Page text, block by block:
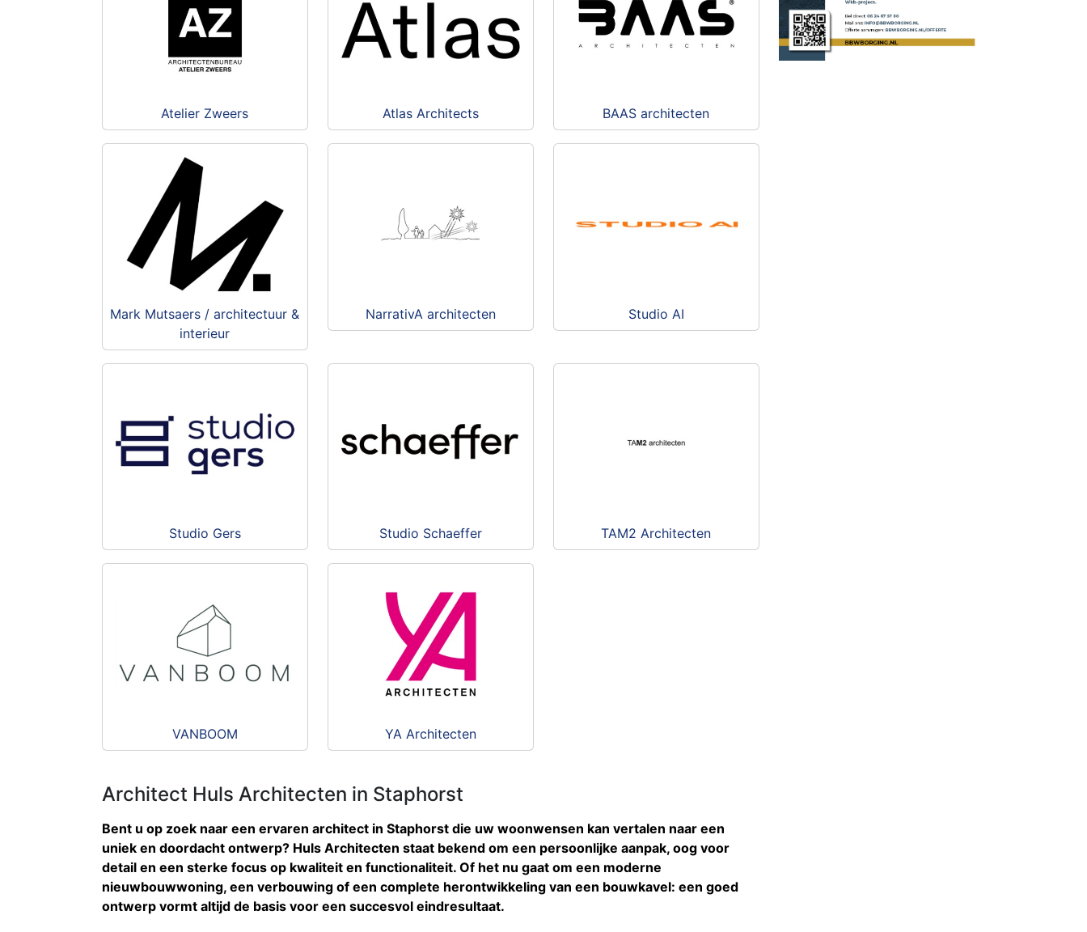
Atelier Zweers Atlas Architects BAAS architecten
Mark Mutsaers / architectuur &
interieur
NarrativA architecten Studio AI
Studio Gers Studio Schaeffer TAM2 Architecten
VANBOOM YA Architecten
Architect Huls Architecten in Staphorst
Bent u op zoek naar een ervaren architect in Staphorst die uw woonwensen kan vertalen naar een
uniek en doordacht ontwerp? Huls Architecten staat bekend om een persoonlijke aanpak, oog voor
detail en een sterke focus op kwaliteit en functionaliteit. Of het nu gaat om een moderne
nieuwbouwwoning, een verbouwing of een complete herontwikkeling van een bouwkavel: een goed
ontwerp vormt altijd de basis voor een succesvol eindresultaat.